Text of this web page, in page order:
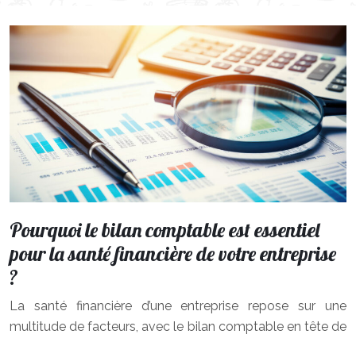
Pourquoi le bilan comptable est essentiel
pour la santé financière de votre entreprise
?
La santé financière d’une entreprise repose sur une
multitude de facteurs, avec le bilan comptable en tête de